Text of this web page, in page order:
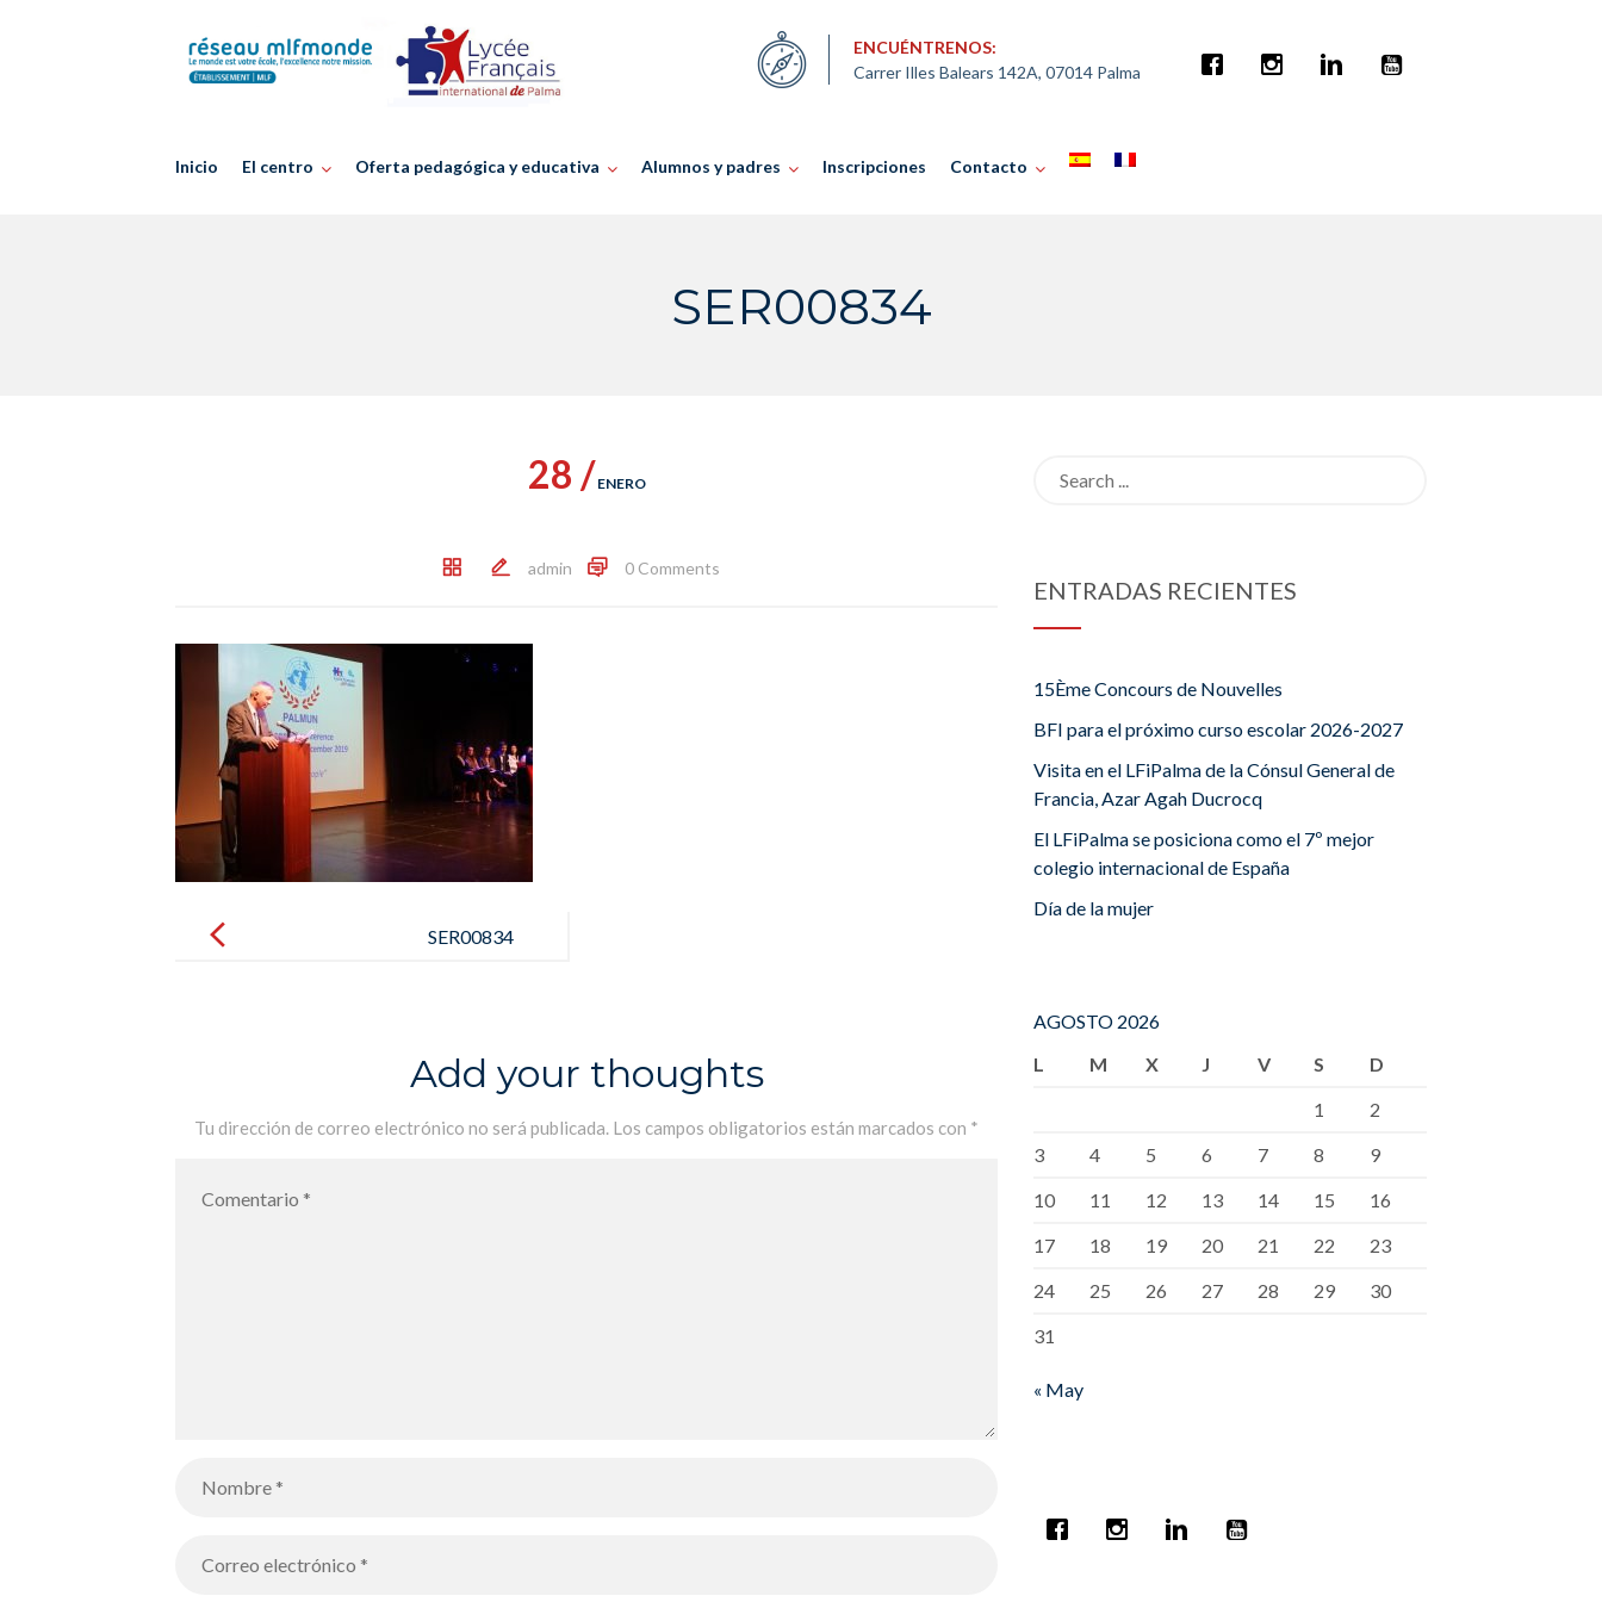
ENCUÉNTRENOS:
Carrer Illes Balears 142A, 07014 Palma
Inicio El centro Oferta pedagógica y educativa Alumnos y padres Inscripciones Contacto
SER00834
28 / ENERO
admin 0 Comments
navigation
SER00834
Add your thoughts
Tu dirección de correo electrónico no será publicada. Los campos obligatorios están marcados con *
ENTRADAS RECIENTES
15Ème Concours de Nouvelles
BFI para el próximo curso escolar 2026-2027
Visita en el LFiPalma de la Cónsul General de
Francia, Azar Agah Ducrocq
El LFiPalma se posiciona como el 7º mejor
colegio internacional de España
Día de la mujer
AGOSTO 2026
L
M X J V S
D
1
2
3
4 5 6 7 8
9
10
11 12 13 14 15
16
17
18 19 20 21 22
23
24
25 26 27 28 29
30
31
« May